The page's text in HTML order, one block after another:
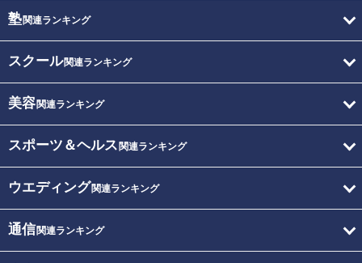
塾関連ランキング
スクール関連ランキング
美容関連ランキング
スポーツ＆ヘルス 関連ランキング
ウエディング関連ランキング
通信関連ランキング